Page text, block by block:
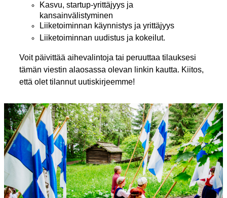
Kasvu, startup-yrittäjyys ja
kansainvälistyminen
Liiketoiminnan käynnistys ja yrittäjyys
Liiketoiminnan uudistus ja kokeilut.
Voit päivittää aihevalintoja tai peruuttaa tilauksesi
tämän viestin alaosassa olevan linkin kautta. Kiitos,
että olet tilannut uutiskirjeemme!